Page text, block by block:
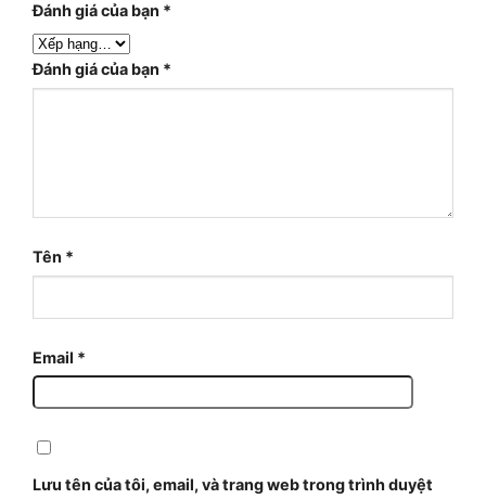
Đánh giá của bạn *
Đánh giá của bạn *
Tên *
Email *
Lưu tên của tôi, email, và trang web trong trình duyệt